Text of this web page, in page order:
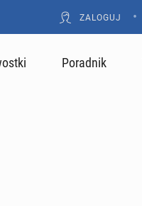
ZALOGUJ •
Poradnik